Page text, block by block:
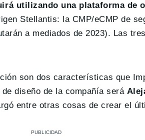
utilizando una plataforma de
Stellantis: la CMP/eCMP de
a mediados de 2023). Las
son dos características que
diseño de la compañía será
entre otras cosas de crear el